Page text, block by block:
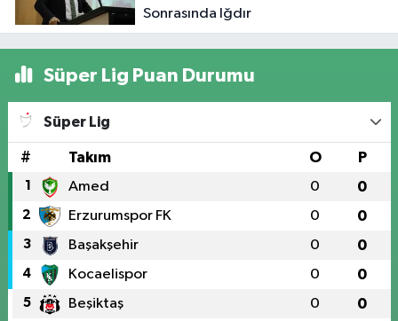
Sonrasında Iğdır
Süper Lig Puan Durumu
Süper Lig
# Takım O P
1 Amed 0 0
2 Erzurumspor FK 0 0
3 Başakşehir 0 0
4 Kocaelispor 0 0
5 Beşiktaş 0 0